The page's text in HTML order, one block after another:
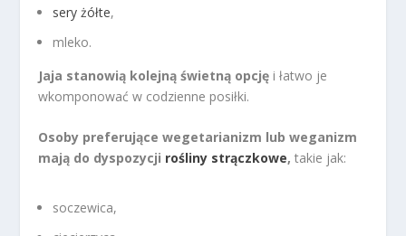
sery żółte,
mleko.
Jaja stanowią kolejną świetną opcję i łatwo je
wkomponować w codzienne posiłki.
Osoby preferujące wegetarianizm lub weganizm
mają do dyspozycji rośliny strączkowe, takie jak:
soczewica,